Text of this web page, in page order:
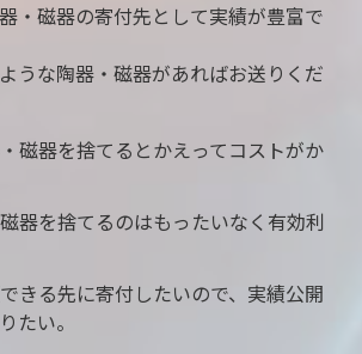
・磁器の寄付先として実績が豊富で
うな陶器・磁器があればお送りくだ
磁器を捨てるとかえってコストがか
器を捨てるのはもったいなく有効利
きる先に寄付したいので、実績公開
たい。